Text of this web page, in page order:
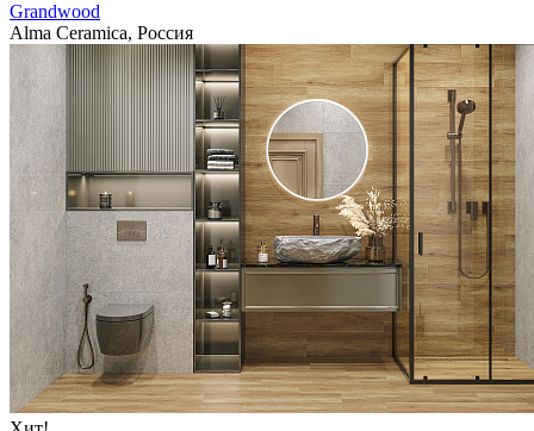
Grandwood
Alma Ceramica, Россия